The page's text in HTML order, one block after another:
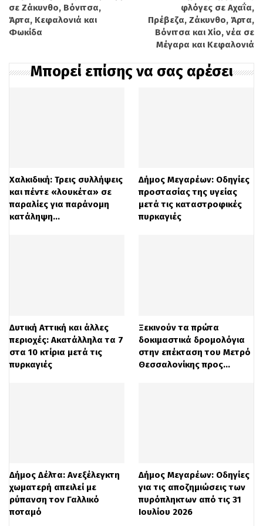
φτάνουν πρώτες. Παράλληλα, αστυνομικοί
διέκοψαν προσωρινά την πρόσβαση προς
έκλεισε τον δρόμο από το θέατρο. Οι
ασφαλές σημείο. Για να μην ταλαιπωρηθεί
περαιτέρω χρησιμοποίησαν το τελεφερίκ
για να τον παραδώσουν σε ασθενοφόρο
σε Ζάκυνθο, Βόνιτσα,
Άρτα, Κεφαλονιά και
Φωκίδα
φλόγες σε Αχαΐα,
Πρέβεζα, Ζάκυνθο, Άρτα,
Βόνιτσα και Χίο, νέα σε
Μέγαρα και Κεφαλονιά
Μπορεί επίσης να σας αρέσει
Χαλκιδική: Τρεις συλλήψεις
και πέντε «λουκέτα» σε
παραλίες για παράνομη
κατάληψη…
Δήμος Μεγαρέων: Οδηγίες
προστασίας της υγείας
μετά τις καταστροφικές
πυρκαγιές
Δυτική Αττική και άλλες
περιοχές: Ακατάλληλα τα 7
στα 10 κτίρια μετά τις
πυρκαγιές
Ξεκινούν τα πρώτα
δοκιμαστικά δρομολόγια
στην επέκταση του Μετρό
Θεσσαλονίκης προς…
Δήμος Δέλτα: Ανεξέλεγκτη
χωματερή απειλεί με
ρύπανση τον Γαλλικό
ποταμό
Δήμος Μεγαρέων: Οδηγίες
για τις αποζημιώσεις των
πυρόπληκτων από τις 31
Ιουλίου 2026